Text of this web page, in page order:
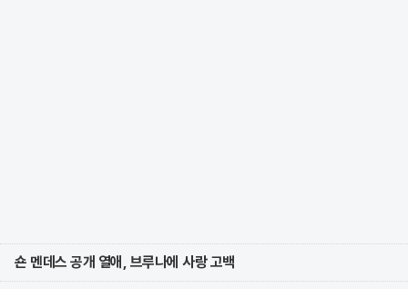
숀 멘데스 공개 열애, 브루나에 사랑 고백